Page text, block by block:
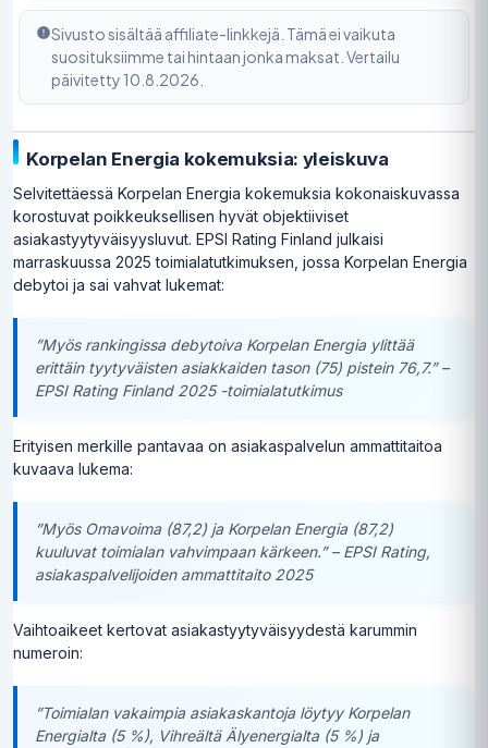
Sivusto sisältää affiliate-linkkejä. Tämä ei vaikuta
suosituksiimme tai hintaan jonka maksat. Vertailu
päivitetty 10.8.2026.
Korpelan Energia kokemuksia: yleiskuva
Selvitettäessä Korpelan Energia kokemuksia kokonaiskuvassa
korostuvat poikkeuksellisen hyvät objektiiviset
asiakastyytyväisyysluvut. EPSI Rating Finland julkaisi
marraskuussa 2025 toimialatutkimuksen, jossa Korpelan Energia
debytoi ja sai vahvat lukemat:
”Myös rankingissa debytoiva Korpelan Energia ylittää
erittäin tyytyväisten asiakkaiden tason (75) pistein 76,7.” –
EPSI Rating Finland 2025 -toimialatutkimus
Erityisen merkille pantavaa on asiakaspalvelun ammattitaitoa
kuvaava lukema:
”Myös Omavoima (87,2) ja Korpelan Energia (87,2)
kuuluvat toimialan vahvimpaan kärkeen.” – EPSI Rating,
asiakaspalvelijoiden ammattitaito 2025
Vaihtoaikeet kertovat asiakastyytyväisyydestä karummin
numeroin:
”Toimialan vakaimpia asiakaskantoja löytyy Korpelan
Energialta (5 %), Vihreältä Älyenergialta (5 %) ja